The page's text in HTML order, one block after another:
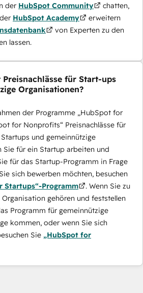
der HubSpot Community
chatten,
HubSpot Academy
erweitern
von Experten zu den
lassen.
Preisnachlässe für Start-ups
Organisationen?
der Programme „HubSpot for
for Nonprofits“ Preisnachlässe für
und gemeinnützige
Sie für ein Startup arbeiten und
für das Startup-Programm in Frage
sich bewerben möchten, besuchen
Startups“-Programm
. Wenn Sie zu
gehören und feststellen
Programm für gemeinnützige
kommen, oder wenn Sie sich
Sie „HubSpot for